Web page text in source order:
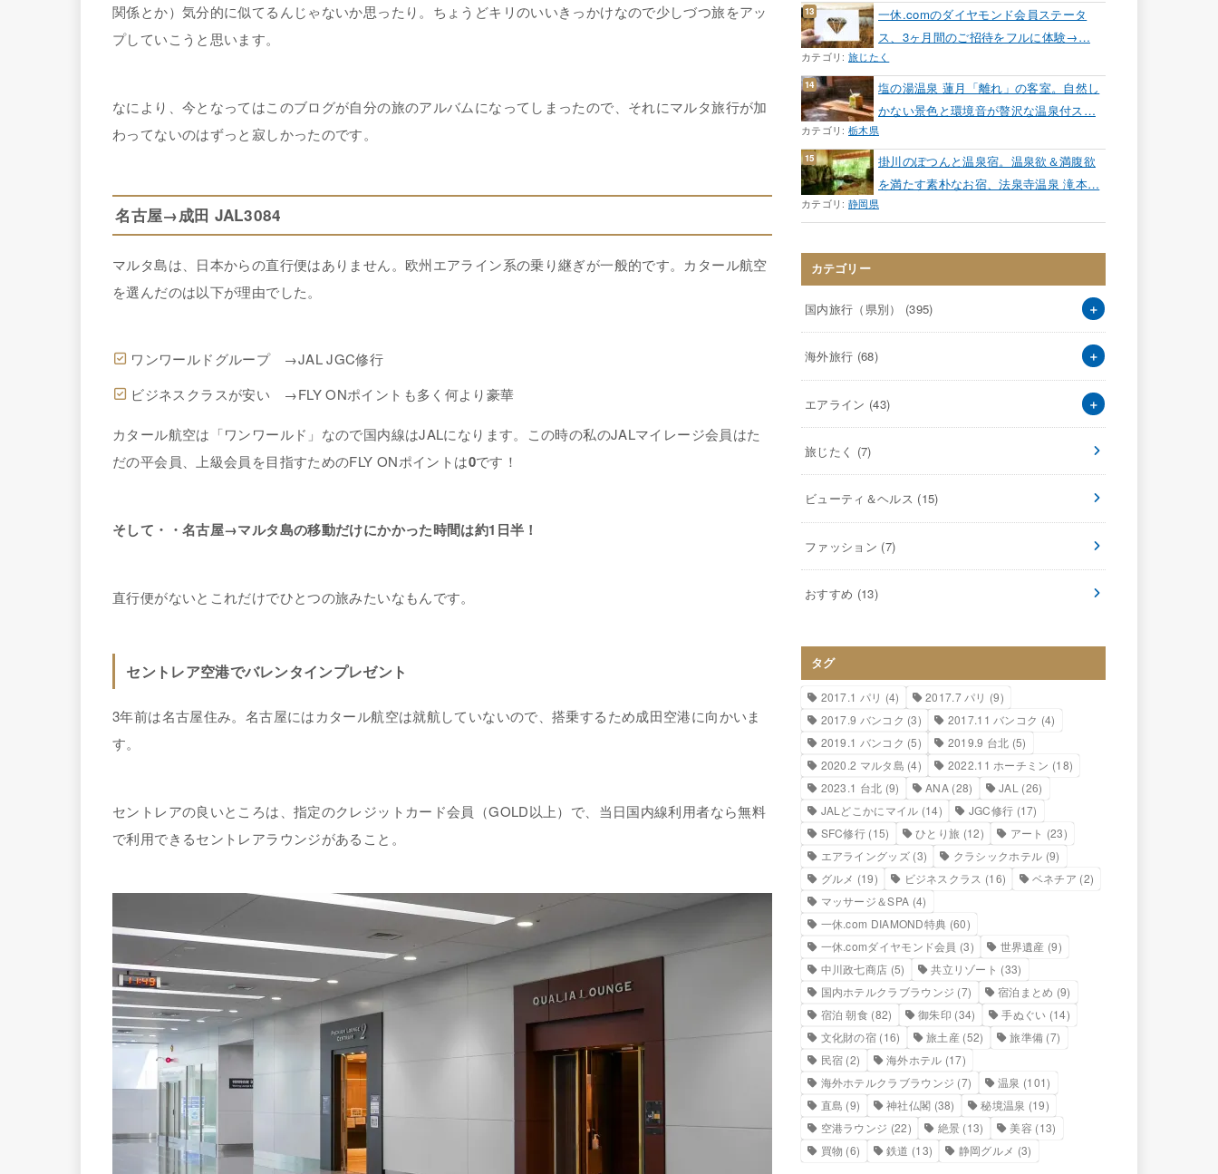
関係とか）気分的に似てるんじゃないか思ったり。ちょうどキリのいいきっかけなので少しづつ旅をアッ
プしていこうと思います。
なにより、今となってはこのブログが自分の旅のアルバムになってしまったので、それにマルタ旅行が加
わってないのはずっと寂しかったのです。
名古屋→成田 JAL3084
マルタ島は、日本からの直行便はありません。欧州エアライン系の乗り継ぎが一般的です。カタール航空
を選んだのは以下が理由でした。
ワンワールドグループ →JAL JGC修行
ビジネスクラスが安い →FLY ONポイントも多く何より豪華
カタール航空は「ワンワールド」なので国内線はJALになります。この時の私のJALマイレージ会員はた
だの平会員、上級会員を目指すためのFLY ONポイントは0です！
そして・・名古屋→マルタ島の移動だけにかかった時間は約1日半！
直行便がないとこれだけでひとつの旅みたいなもんです。
セントレア空港でバレンタインプレゼント
3年前は名古屋住み。名古屋にはカタール航空は就航していないので、搭乗するため成田空港に向かいま
す。
セントレアの良いところは、指定のクレジットカード会員（GOLD以上）で、当日国内線利用者なら無料
で利用できるセントレアラウンジがあること。
一休.comのダイヤモンド会員ステータ
ス、3ヶ月間のご招待をフルに体験→…
カテゴリ: 旅じたく
塩の湯温泉 蓮月「離れ」の客室。自然し
かない景色と環境音が贅沢な温泉付ス…
カテゴリ: 栃木県
掛川のぽつんと温泉宿。温泉欲＆満腹欲
を満たす素朴なお宿、法泉寺温泉 滝本…
カテゴリ: 静岡県
カテゴリー
国内旅行（県別） (395)
海外旅行 (68)
エアライン (43)
旅じたく (7)
ビューティ＆ヘルス (15)
ファッション (7)
おすすめ (13)
タグ
2017.1 パリ (4) 2017.7 パリ (9)
2017.9 バンコク (3) 2017.11 バンコク (4)
2019.1 バンコク (5) 2019.9 台北 (5)
2020.2 マルタ島 (4) 2022.11 ホーチミン (18)
2023.1 台北 (9) ANA (28) JAL (26)
JALどこかにマイル (14) JGC修行 (17)
SFC修行 (15) ひとり旅 (12) アート (23)
エアライングッズ(3) クラシックホテル (9)
グルメ (19) ビジネスクラス (16) ベネチア (2)
マッサージ＆SPA (4)
一休.com DIAMOND特典 (60)
一休.comダイヤモンド会員 (3) 世界遺産 (9)
中川政七商店 (5) 共立リゾート (33)
国内ホテルクラブラウンジ (7) 宿泊まとめ (9)
宿泊 朝食 (82) 御朱印 (34) 手ぬぐい (14)
文化財の宿 (16) 旅土産 (52) 旅準備 (7)
民宿 (2) 海外ホテル (17)
海外ホテルクラブラウンジ (7) 温泉 (101)
直島 (9) 神社仏閣 (38) 秘境温泉 (19)
空港ラウンジ (22) 絶景 (13) 美容 (13)
買物 (6) 鉄道 (13) 静岡グルメ (3)